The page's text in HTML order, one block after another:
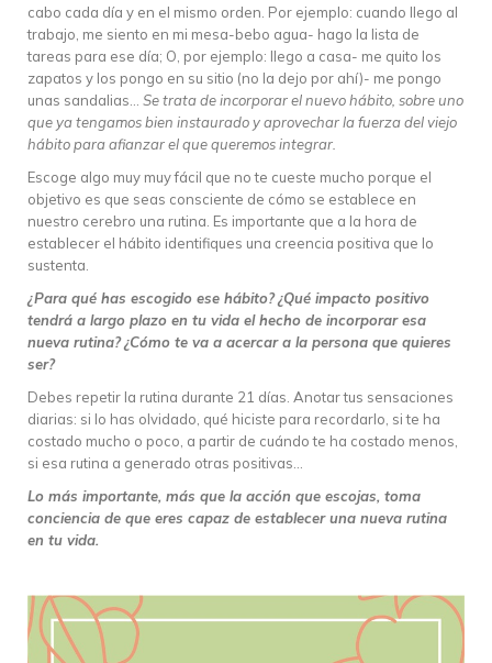
cabo cada día y en el mismo orden. Por ejemplo: cuando llego al
trabajo, me siento en mi mesa-bebo agua- hago la lista de
tareas para ese día; O, por ejemplo: llego a casa- me quito los
zapatos y los pongo en su sitio (no la dejo por ahí)- me pongo
unas sandalias… Se trata de incorporar el nuevo hábito, sobre uno
que ya tengamos bien instaurado y aprovechar la fuerza del viejo
hábito para afianzar el que queremos integrar.
Escoge algo muy muy fácil que no te cueste mucho porque el
objetivo es que seas consciente de cómo se establece en
nuestro cerebro una rutina. Es importante que a la hora de
establecer el hábito identifiques una creencia positiva que lo
sustenta.
¿Para qué has escogido ese hábito?¿Qué impacto positivo
tendrá a largo plazo en tu vida el hecho de incorporar esa
nueva rutina?¿Cómo te va a acercar a la persona que quieres
ser?
Debes repetir la rutina durante 21 días. Anotar tus sensaciones
diarias: si lo has olvidado, qué hiciste para recordarlo, si te ha
costado mucho o poco, a partir de cuándo te ha costado menos,
si esa rutina a generado otras positivas…
Lo más importante, más que la acción que escojas, toma
conciencia de que eres capaz de establecer una nueva rutina
en tu vida.